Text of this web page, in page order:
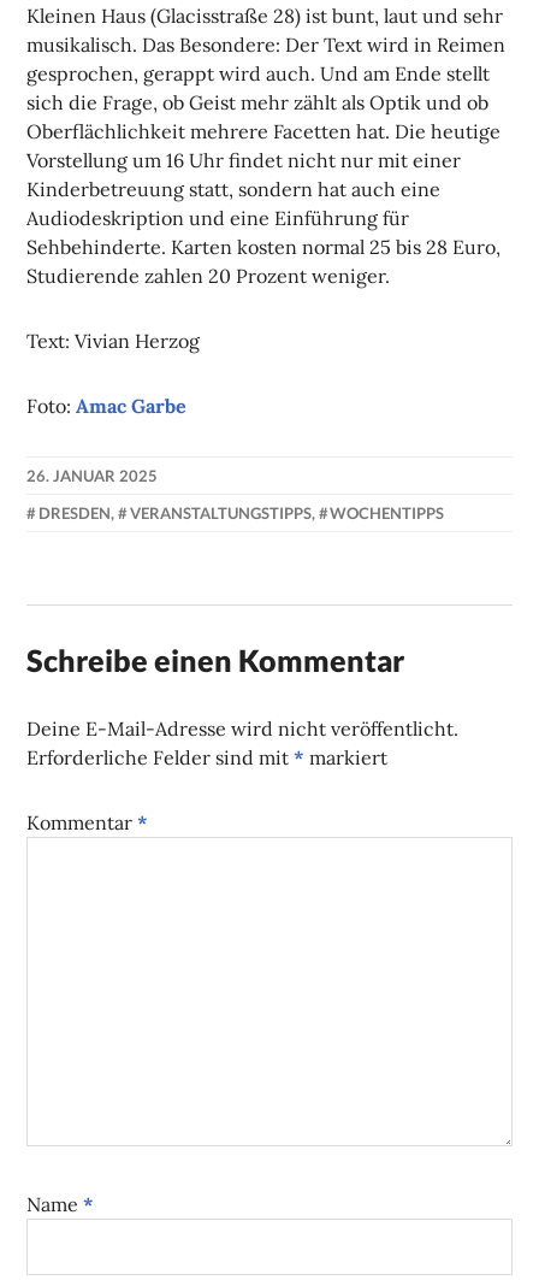
Kleinen Haus (Glacisstraße 28) ist bunt, laut und sehr
musikalisch. Das Besondere: Der Text wird in Reimen
gesprochen, gerappt wird auch. Und am Ende stellt
sich die Frage, ob Geist mehr zählt als Optik und ob
Oberflächlichkeit mehrere Facetten hat. Die heutige
Vorstellung um 16 Uhr findet nicht nur mit einer
Kinderbetreuung statt, sondern hat auch eine
Audiodeskription und eine Einführung für
Sehbehinderte. Karten kosten normal 25 bis 28 Euro,
Studierende zahlen 20 Prozent weniger.
Text: Vivian Herzog
Foto:Amac Garbe
26. JANUAR 2025
NADINE
DRESDEN, VERANSTALTUNGSTIPPS, WOCHENTIPPS
Schreibe einen Kommentar
Deine E-Mail-Adresse wird nicht veröffentlicht.
Erforderliche Felder sind mit* markiert
Kommentar*
Name*